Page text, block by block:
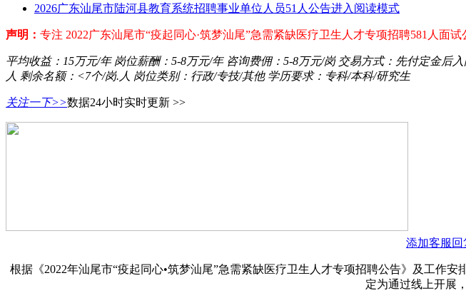
2026广东汕尾市陆河县教育系统招聘事业单位人员51人公告进入阅读模式
声明： 专注 2022广东汕尾市“疫起同心·筑梦汕尾”急需紧缺医疗卫生人才专项招聘581人面
平均收益： 15万元/年 岗位薪酬： 5-8万元/年 咨询费佣： 5-8万元/岗 交易方式： 先付定金后
人 剩余名额： <7个/岗.人 岗位类别： 行政/专技/其他 学历要求： 专科/本科/研究生
关注一下>>数据24小时实时更新 >>
添加客服回
根据《2022年汕尾市“疫起同心•筑梦汕尾”急需紧缺医疗卫生人才专项招聘公告》及工作
定为通过线上开展